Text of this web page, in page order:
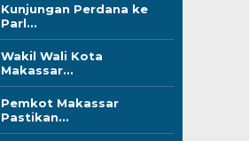
Kunjungan Perdana ke
Parl...
Wakil Wali Kota
Makassar...
Pemkot Makassar
Pastikan...